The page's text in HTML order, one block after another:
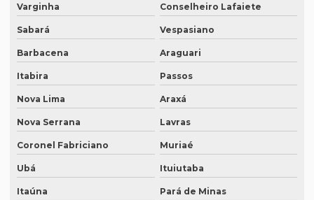
Empresa de tradução juramentada para diplomas em porto
alegre
Empresa de tradução juramentada em inglês
Empresa de tradução juramentada em inglês em sp
Empresa de tradução juramentada em italiano
Empresa de tradução juramentada em italiano em curitiba
Empresa de tradução juramentada em italiano em fortaleza
Empresa de tradução juramentada rj
Varginha Conselheiro Lafaiete
Sabará Vespasiano
Barbacena Araguari
Itabira Passos
Nova Lima Araxá
Nova Serrana Lavras
Coronel Fabriciano Muriaé
Ubá Ituiutaba
Itaúna Pará de Minas